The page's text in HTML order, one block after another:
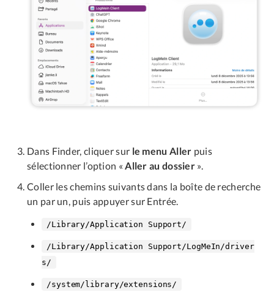
Dans Finder, cliquer sur le menu Aller puis
sélectionner l’option «Aller au dossier ».
Coller les chemins suivants dans la boîte de recherche
un par un, puis appuyer sur Entrée.
/Library/Application Support/
/Library/Application Support/LogMeIn/driver
s/
/system/library/extensions/